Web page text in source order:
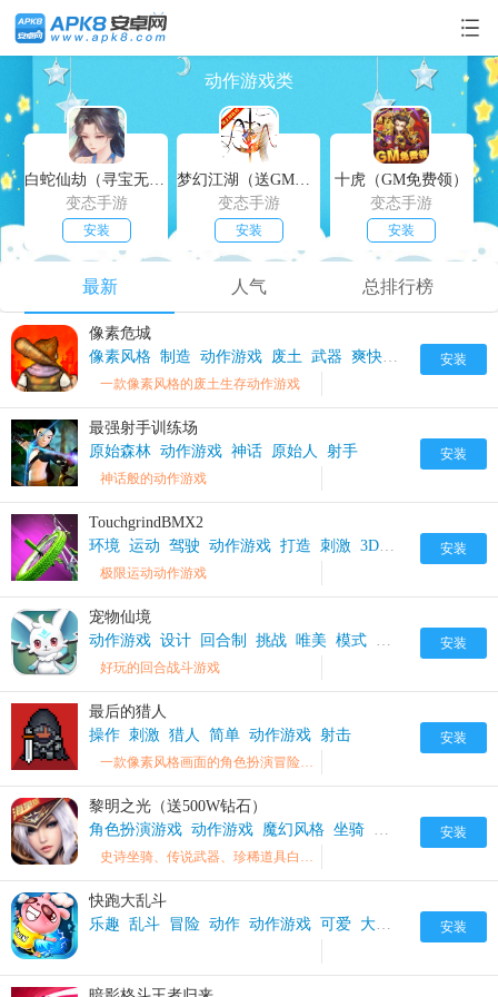
动作游戏类
白蛇仙劫（寻宝无限真充）
变态手游
安装
梦幻江湖（送GM特权）
变态手游
安装
十虎（GM免费领）
变态手游
安装
最新 人气 总排行榜
安装
像素危城
像素风格 制造 动作游戏 废土 武器 爽快 打造 生存
一款像素风格的废土生存动作游戏
安装
最强射手训练场
原始森林 动作游戏 神话 原始人 射手
神话般的动作游戏
安装
TouchgrindBMX2
环境 运动 驾驶 动作游戏 打造 刺激 3D 设计 穿越
极限运动动作游戏
安装
宠物仙境
动作游戏 设计 回合制 挑战 唯美 模式 二次元 奇幻
好玩的回合战斗游戏
安装
最后的猎人
操作 刺激 猎人 简单 动作游戏 射击
一款像素风格画面的角色扮演冒险手机游戏
安装
黎明之光（送500W钻石）
角色扮演游戏 动作游戏 魔幻风格 坐骑 黎明之光变态版
史诗坐骑、传说武器、珍稀道具白送，开局畅玩无压力
安装
快跑大乱斗
乐趣 乱斗 冒险 动作 动作游戏 可爱 大乱斗 战斗 技巧